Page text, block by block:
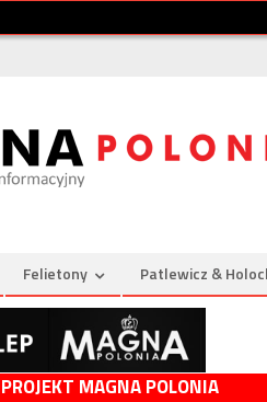
Felietony Patlewicz &
MAGNA POLONIA